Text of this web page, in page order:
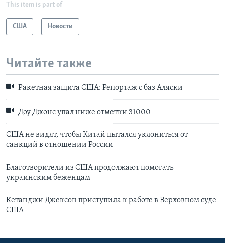
This item is part of
США Новости
Читайте также
Ракетная защита США: Репортаж с баз Аляски
Доу Джонс упал ниже отметки 31000
США не видят, чтобы Китай пытался уклониться от
санкций в отношении России
Благотворители из США продолжают помогать
украинским беженцам
Кетанджи Джексон приступила к работе в Верховном суде
США